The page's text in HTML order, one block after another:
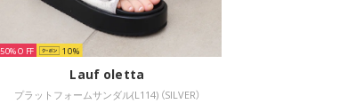
50% 10
Lauf oletta
プラットフォームサンダル(L114) （SILVER）